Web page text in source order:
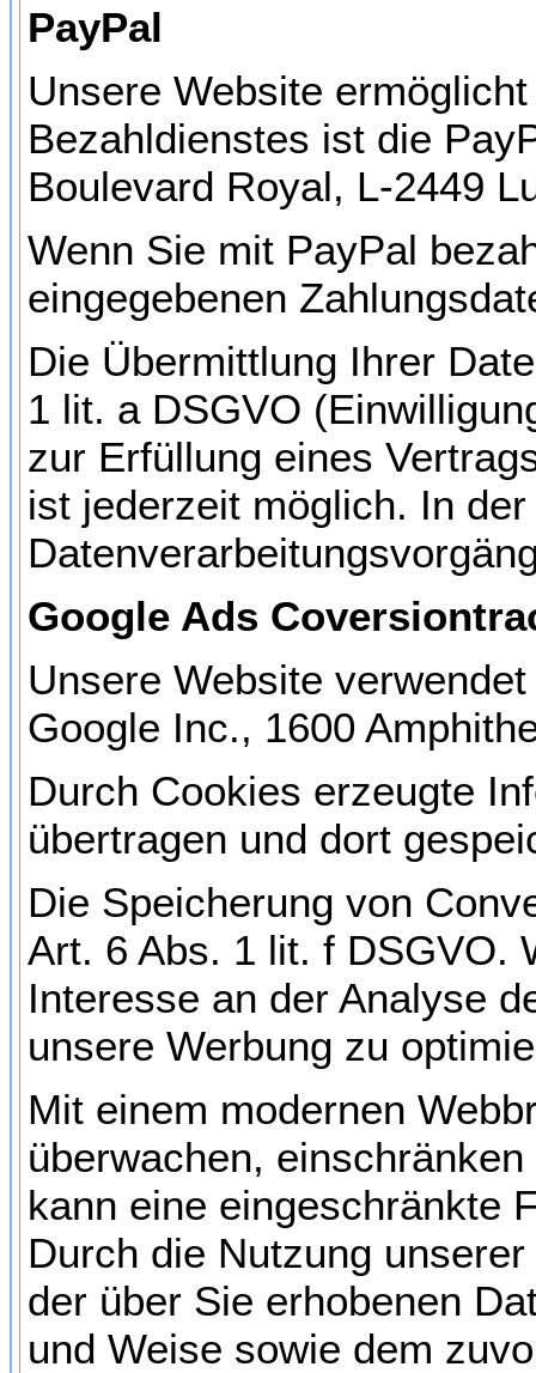
PayPal
Unsere Website
Bezahldienstes ist die
Boulevard Royal, L-2449
Wenn Sie mit PayPal
eingegebenen
Die Übermittlung Ihrer
1 lit. a DSGVO
zur Erfüllung eines
ist jederzeit möglich. In
Google Ads
Unsere Website
Google Inc., 1600
Durch Cookies erzeugte
übertragen und dort
Die Speicherung von
Art. 6 Abs. 1 lit. f DSGVO.
Interesse an der Analyse
unsere Werbung zu
Mit einem modernen
überwachen,
kann eine eingeschränkte
Durch die Nutzung
der über Sie erhobenen
und Weise sowie dem